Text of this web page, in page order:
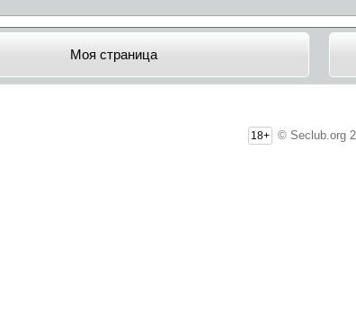
Моя страница
18+ © Seclub.org